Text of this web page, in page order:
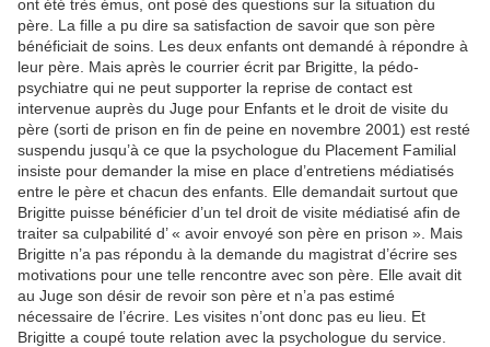
ont été très émus, ont posé des questions sur la situation du
père. La fille a pu dire sa satisfaction de savoir que son père
bénéficiait de soins. Les deux enfants ont demandé à répondre à
leur père. Mais après le courrier écrit par Brigitte, la pédo-
psychiatre qui ne peut supporter la reprise de contact est
intervenue auprès du Juge pour Enfants et le droit de visite du
père (sorti de prison en fin de peine en novembre 2001) est resté
suspendu jusqu’à ce que la psychologue du Placement Familial
insiste pour demander la mise en place d’entretiens médiatisés
entre le père et chacun des enfants. Elle demandait surtout que
Brigitte puisse bénéficier d’un tel droit de visite médiatisé afin de
traiter sa culpabilité d’ « avoir envoyé son père en prison ». Mais
Brigitte n’a pas répondu à la demande du magistrat d’écrire ses
motivations pour une telle rencontre avec son père. Elle avait dit
au Juge son désir de revoir son père et n’a pas estimé
nécessaire de l’écrire. Les visites n’ont donc pas eu lieu. Et
Brigitte a coupé toute relation avec la psychologue du service.